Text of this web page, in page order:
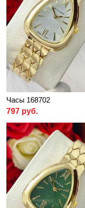
Часы 168702
797 руб.